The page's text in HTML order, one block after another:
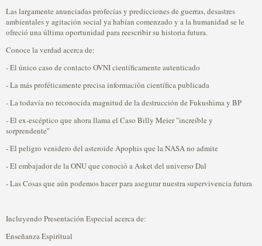
Las largamente anunciadas profecías y predicciones de guerras, desastres
ambientales y agitación social ya habían comenzado y a la humanidad se le
ofreció una última oportunidad para reescribir su historia futura.
Conoce la verdad acerca de:
- El único caso de contacto OVNI científicamente autenticado
- La más proféticamente precisa información científica publicada
- La todavía no reconocida magnitud de la destrucción de Fukushima y BP
- El ex-escéptico que ahora llama el Caso Billy Meier "increíble y
sorprendente"
- El peligro venidero del asteroide Apophis que la NASA no admite
- El embajador de la ONU que conoció a Asket del universo Dal
- Las Cosas que aún podemos hacer para asegurar nuestra supervivencia futura
Incluyendo Presentación Especial acerca de:
Enseñanza Espiritual